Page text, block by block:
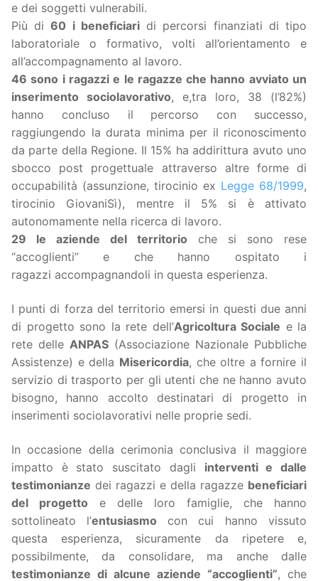
e dei soggetti vulnerabili.
Più di60 i beneficiaridi percorsi finanziati di tipo
laboratoriale o formativo, volti all’orientamento e
all’accompagnamento al lavoro.
46 sono i ragazzi e le ragazze che hanno avviato un
inserimento sociolavorativo, e,tra loro, 38 (l’82%)
hanno concluso il percorso con successo,
raggiungendo la durata minima per il riconoscimento
da parte della Regione. Il 15% ha addirittura avuto uno
sbocco post progettuale attraverso altre forme di
occupabilità (assunzione, tirocinio ex Legge 68/1999,
tirocinio GiovaniSì), mentre il 5% si è attivato
autonomamente nella ricerca di lavoro.
29 le aziende del territorio che si sono rese
“accoglienti” e che hanno ospitato i
ragazzi accompagnandoli in questa esperienza.
I punti di forza del territorio emersi in questi due anni
di progetto sono la rete dell’Agricoltura Sociale e la
rete delle ANPAS (Associazione Nazionale Pubbliche
Assistenze) e della Misericordia, che oltre a fornire il
servizio di trasporto per gli utenti che ne hanno avuto
bisogno, hanno accolto destinatari di progetto in
inserimenti sociolavorativi nelle proprie sedi.
In occasione della cerimonia conclusiva il maggiore
impatto è stato suscitato dagli interventi e dalle
testimonianze dei ragazzi e della ragazze beneficiari
del progetto e delle loro famiglie, che hanno
sottolineato l’entusiasmo con cui hanno vissuto
questa esperienza, sicuramente da ripetere e,
possibilmente, da consolidare, ma anche dalle
testimonianze di alcune aziende “accoglienti”, che